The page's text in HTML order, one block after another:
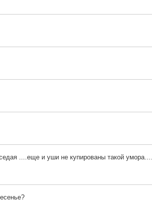
....еще и уши не купированы такой